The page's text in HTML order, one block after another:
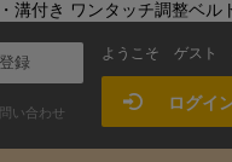
付き ワンタッチ調整ベル
録
い合わせ
ようこそ ゲスト
ログイ